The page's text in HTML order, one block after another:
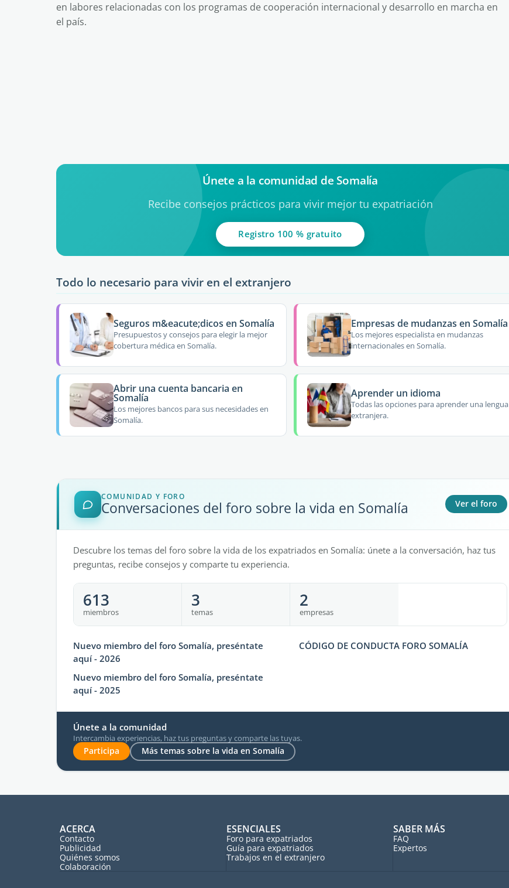
en labores relacionadas con los programas de cooperación internacional y desarrollo en marcha en
el país.
Únete a la comunidad de Somalía
Recibe consejos prácticos para vivir mejor tu expatriación
Registro 100 % gratuito
Todo lo necesario para vivir en el extranjero
Seguros m&eacute;dicos en Somalía
Presupuestos y consejos para elegir la mejor
cobertura médica en Somalía.
Empresas de mudanzas en Somalía
Los mejores especialista en mudanzas
internacionales en Somalía.
Abrir una cuenta bancaria en
Somalía
Los mejores bancos para sus necesidades en
Somalía.
Aprender un idioma
Todas las opciones para aprender una lengua
extranjera.
COMUNIDAD Y FORO
Conversaciones del foro sobre la vida en Somalía Ver el foro
Descubre los temas del foro sobre la vida de los expatriados en Somalía: únete a la conversación, haz tus
preguntas, recibe consejos y comparte tu experiencia.
613
miembros
3
temas
2
empresas
Nuevo miembro del foro Somalía, preséntate
aquí - 2026
Nuevo miembro del foro Somalía, preséntate
aquí - 2025
CÓDIGO DE CONDUCTA FORO SOMALÍA
Únete a la comunidad
Intercambia experiencias, haz tus preguntas y comparte las tuyas.
Participa
Más temas sobre la vida en Somalía
ACERCA
Contacto
Publicidad
Quiénes somos
Colaboración
ESENCIALES
Foro para expatriados
Guía para expatriados
Trabajos en el extranjero
SABER MÁS
FAQ
Expertos